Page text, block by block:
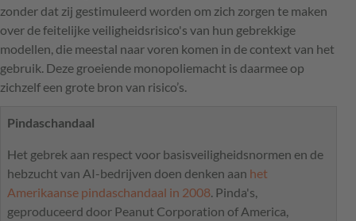
zonder dat zij gestimuleerd worden om zich zorgen te maken
over de feitelijke veiligheidsrisico's van hun gebrekkige
modellen, die meestal naar voren komen in de context van het
gebruik. Deze groeiende monopoliemacht is daarmee op
zichzelf een grote bron van risico’s.
Pindaschandaal
Het gebrek aan respect voor basisveiligheidsnormen en de
hebzucht van AI-bedrijven doen denken aan het
Amerikaanse pindaschandaal in 2008 . Pinda's,
geproduceerd door Peanut Corporation of America,